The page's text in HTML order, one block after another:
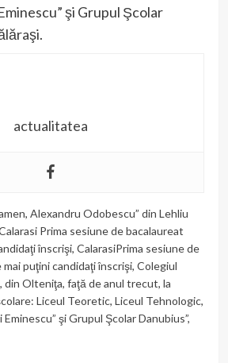
şi Grupul Şcolar
actualitatea
, Alexandru Odobescu” din Lehliu
Prima sesiune de bacalaureat
înscrişi, CalarasiPrima sesiune de
puţini candidaţi înscrişi, Colegiul
, din Olteniţa, faţă de anul trecut, la
Liceul Teoretic, Liceul Tehnologic,
Eminescu” şi Grupul Şcolar Danubius”,